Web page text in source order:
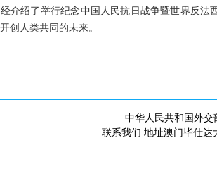
介绍了举行纪念中国人民抗日战争暨世界反
创人类共同的未来。
中华人民共和国外
联系我们 地址澳门毕仕